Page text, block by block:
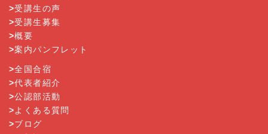
>受講生の声
>受講生募集
>概要
>案内パンフレット
>全国合宿
>代表者紹介
>公認部活動
>よくある質問
>ブログ